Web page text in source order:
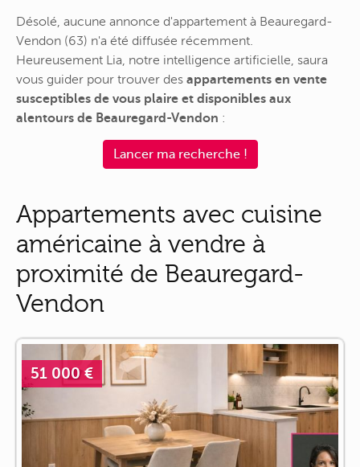
Désolé, aucune annonce d'appartement à Beauregard-
Vendon (63) n'a été diffusée récemment.
Heureusement Lia, notre intelligence artificielle, saura
vous guider pour trouver des appartements en vente
susceptibles de vous plaire et disponibles aux
alentours de Beauregard-Vendon :
Lancer ma recherche !
Appartements avec cuisine
américaine à vendre à
proximité de Beauregard-
Vendon
51 000 €